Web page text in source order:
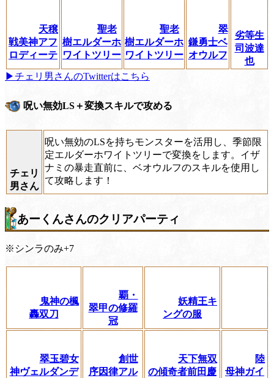
天穣
戦美神アフ
ロディーテ
聖老
樹エルダーホ
ワイトツリー
聖老
樹エルダーホ
ワイトツリー
翠
鎌勇士ベ
オウルフ
劣等生
司波達
也
▶チェリ男さんのTwitterはこちら
呪い無効LS＋変換スキルで攻める
チェリ
男さん
呪い無効のLSを持ちモンスターを活用し、季節限
定エルダーホワイトツリーで変換をします。イザ
ナミの暴走直前に、ベオウルフのスキルを使用し
て攻略します！
あーくんさんのクリアパーティ
※シンラのみ+7
鬼神の楓
轟双刀
覇・
翠甲の修羅
冠
妖精王キ
ングの服
翠玉碧女
神ヴェルダンデ
創世
序因律アル
天下無双
の傾奇者前田慶
陸
母神ガイ